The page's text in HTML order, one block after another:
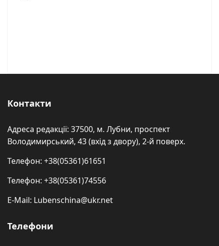
Контакти
Адреса редакції: 37500, м. Лубни, проспект
Володимирський, 43 (вхід з двору), 2-й поверх.
Телефон: +38(05361)61651
Телефон: +38(05361)74556
E-Mail: Lubenschina@ukr.net
Телефони